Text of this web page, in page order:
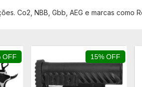
Co2, NBB, Gbb, AEG e marcas como
OFF 15% OFF